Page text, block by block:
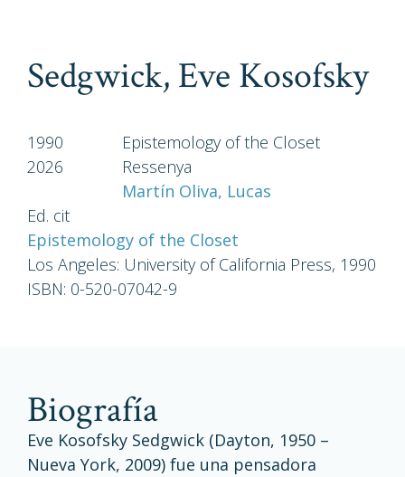
Sedgwick, Eve Kosofsky
1990
Epistemology of the Closet
2026
Ressenya
Martín Oliva, Lucas
Ed. cit
Epistemology of the Closet
Los Angeles: University of California Press, 1990
ISBN: 0-520-07042-9
Biografía
Eve Kosofsky Sedgwick (Dayton, 1950 –
Nueva York, 2009) fue una pensadora